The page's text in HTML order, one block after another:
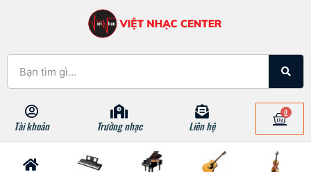
Tài khoản Trường nhạc Liên hệ
0